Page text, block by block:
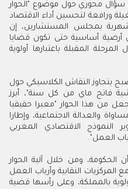
محوري حول موضوع "الحوار
ورافعة لتحسين أداء الاقتصاد
بمجلس المستشارين، إن
أرضية أساسية حتى تكون قضايا
المقبلة باعتبارها أولوية
يتجاوز النقاش الكلاسيكي حول
فاتح ماي من كل سنة"، أبرز
من هذا الحوار "معبرا حقيقيا
والعدالة الاجتماعية، وإطارا
النموذج الاقتصادي المغربي
العمل".
ومن خلال آلية الحوار
النقابية وأرباب العمل
بالمملكة، وعلى رأسها قضية